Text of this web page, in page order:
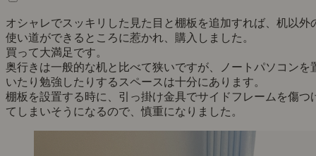
オシャレでスッキリした見た目と棚板を追加すれば、机以外
使い道ができるところに惹かれ、購入しました。
買って大満足です。
奥行きは一般的な机と比べて狭いですが、ノートパソコンを
いたり勉強したりするスペースは十分にあります。
棚板を設置する時に、引っ掛け金具でサイドフレームを傷つ
てしまいそうになるので、慎重になりました。